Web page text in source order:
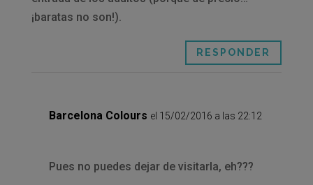
¡baratas no son!).
RESPONDER
Barcelona Colours el 15/02/2016 a las 22:12
Pues no puedes dejar de visitarla, eh???